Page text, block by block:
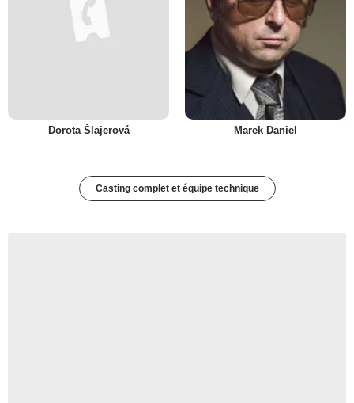
Dorota Šlajerová Marek Daniel
Casting complet et équipe technique